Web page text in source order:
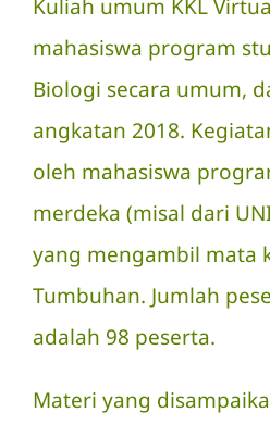
Kuliah umum KKL
mahasiswa program
Biologi secara umum,
angkatan 2018.
oleh mahasiswa
merdeka (misal dari
yang mengambil mata
Tumbuhan. Jumlah
adalah 98 peserta.
Materi yang